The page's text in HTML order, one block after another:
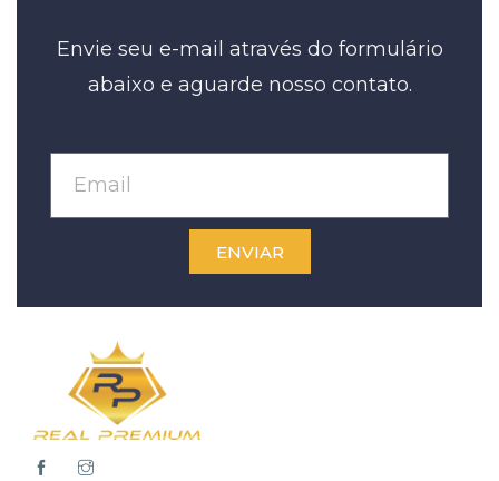
Envie seu e-mail através do formulário
abaixo e aguarde nosso contato.
ENVIAR